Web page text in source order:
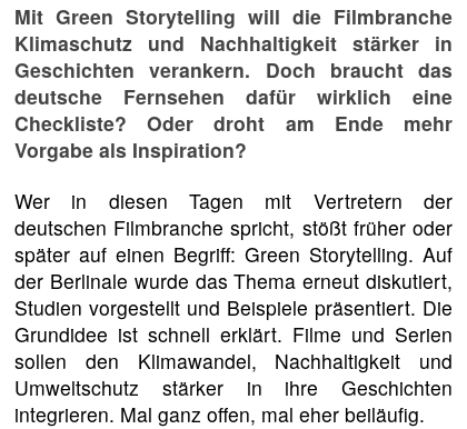
Mit Green Storytelling will die Filmbranche
Klimaschutz und Nachhaltigkeit stärker in
Geschichten verankern. Doch braucht das
deutsche Fernsehen dafür wirklich eine
Checkliste? Oder droht am Ende mehr
Vorgabe als Inspiration?
Wer in diesen Tagen mit Vertretern der
deutschen Filmbranche spricht, stößt früher oder
später auf einen Begriff: Green Storytelling. Auf
der Berlinale wurde das Thema erneut diskutiert,
Studien vorgestellt und Beispiele präsentiert. Die
Grundidee ist schnell erklärt. Filme und Serien
sollen den Klimawandel, Nachhaltigkeit und
Umweltschutz stärker in ihre Geschichten
integrieren. Mal ganz offen, mal eher beiläufig.